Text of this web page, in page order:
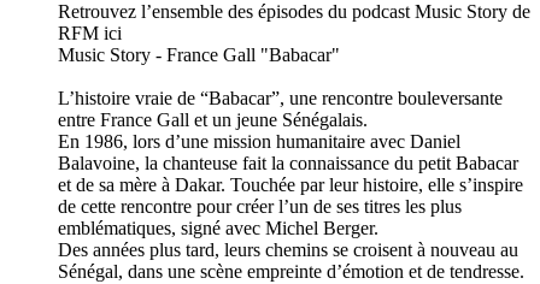
Retrouvez l’ensemble des épisodes du podcast Music Story de
RFM ici
Music Story - France Gall "Babacar"
L’histoire vraie de “Babacar”, une rencontre bouleversante
entre France Gall et un jeune Sénégalais.
En 1986, lors d’une mission humanitaire avec Daniel
Balavoine, la chanteuse fait la connaissance du petit Babacar
et de sa mère à Dakar. Touchée par leur histoire, elle s’inspire
de cette rencontre pour créer l’un de ses titres les plus
emblématiques, signé avec Michel Berger.
Des années plus tard, leurs chemins se croisent à nouveau au
Sénégal, dans une scène empreinte d’émotion et de tendresse.